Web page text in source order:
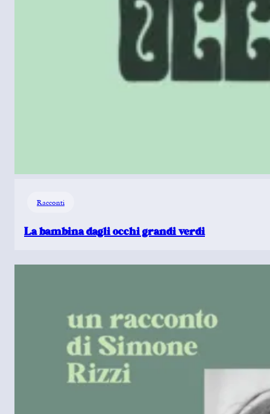
Racconti
La bambina dagli occhi grandi verdi